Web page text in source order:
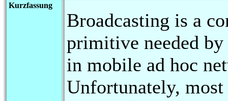
Kurzfassung
Broadcasting is a
primitive needed
in mobile ad hoc
Unfortunately,